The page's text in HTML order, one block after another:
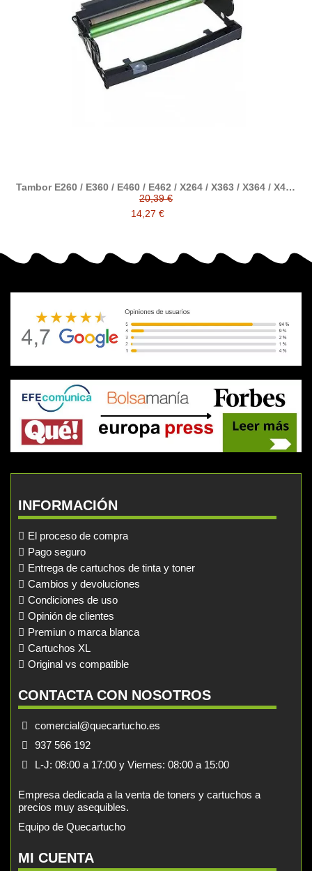
Tambor E260 / E360 / E460 / E462 / X264 / X363 / X364 / X463
/ X464 / X466 Dell 2320 / 2330 / 3330
20,39 €
14,27 €
INFORMACIÓN
El proceso de compra
Pago seguro
Entrega de cartuchos de tinta y toner
Cambios y devoluciones
Condiciones de uso
Opinión de clientes
Premiun o marca blanca
Cartuchos XL
Original vs compatible
CONTACTA CON NOSOTROS
comercial@quecartucho.es
937 566 192
L-J: 08:00 a 17:00 y Viernes: 08:00 a 15:00
Empresa dedicada a la venta de toners y cartuchos a
precios muy asequibles.
Equipo de Quecartucho
MI CUENTA